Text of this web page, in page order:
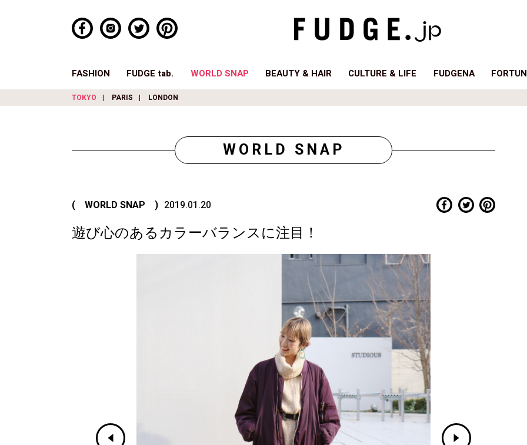
FASHION FUDGE tab. WORLD SNAP BEAUTY & HAIR CULTURE & LIFE FUDGENA
TOKYO PARIS LONDON
WORLD SNAP
( WORLD SNAP ) 2019.01.20
遊び心のあるカラーバランスに注目！